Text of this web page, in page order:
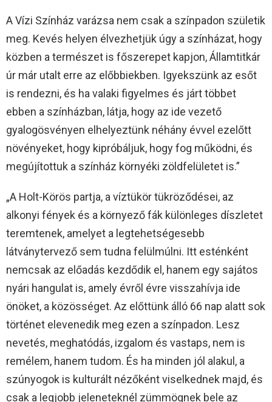
A Vízi Színház varázsa nem csak a színpadon születik
meg. Kevés helyen élvezhetjük úgy a színházat, hogy
közben a természet is főszerepet kapjon, Államtitkár
úr már utalt erre az előbbiekben. Igyekszünk az esőt
is rendezni, és ha valaki figyelmes és járt többet
ebben a színházban, látja, hogy az ide vezető
gyalogösvényen elhelyeztünk néhány évvel ezelőtt
növényeket, hogy kipróbáljuk, hogy fog működni, és
megújítottuk a színház környéki zöldfelületet is.”
„A Holt-Körös partja, a víztükör tükröződései, az
alkonyi fények és a környező fák különleges díszletet
teremtenek, amelyet a legtehetségesebb
látványtervező sem tudna felülmúlni. Itt esténként
nemcsak az előadás kezdődik el, hanem egy sajátos
nyári hangulat is, amely évről évre visszahívja ide
önöket, a közösséget. Az előttünk álló 66 nap alatt sok
történet elevenedik meg ezen a színpadon. Lesz
nevetés, meghatódás, izgalom és vastaps, nem is
remélem, hanem tudom. És ha minden jól alakul, a
szúnyogok is kulturált nézőként viselkednek majd, és
csak a legjobb jeleneteknél zümmögnek bele az